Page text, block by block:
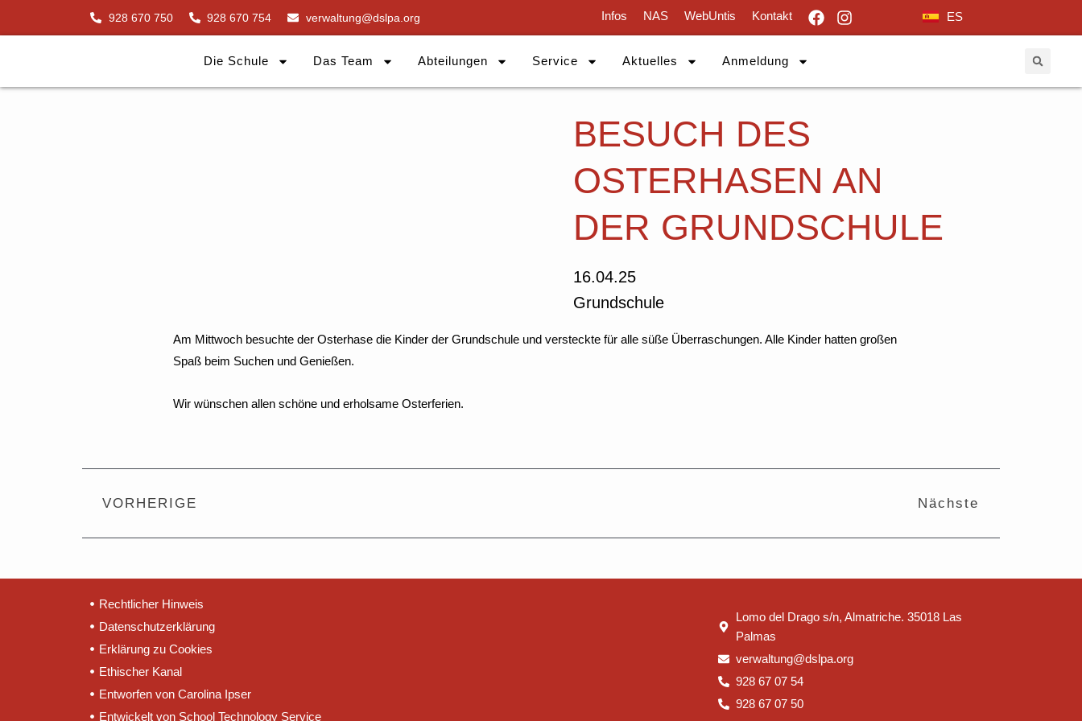
928 670 750 928 670 754 verwaltung@dslpa.org Infos NAS WebUntis Kontakt ES
Die Schule Das Team Abteilungen Service Aktuelles Anmeldung
BESUCH DES
OSTERHASEN AN
DER GRUNDSCHULE
16.04.25
Grundschule
Am Mittwoch besuchte der Osterhase die Kinder der Grundschule und versteckte für alle süße Überraschungen. Alle Kinder hatten großen
Spaß beim Suchen und Genießen.
Wir wünschen allen schöne und erholsame Osterferien.
VORHERIGE Nächste
Rechtlicher Hinweis
Datenschutzerklärung
Erklärung zu Cookies
Ethischer Kanal
Entworfen von Carolina Ipser
Entwickelt von School Technology Service
Lomo del Drago s/n, Almatriche. 35018 Las
Palmas
verwaltung@dslpa.org
928 67 07 54
928 67 07 50